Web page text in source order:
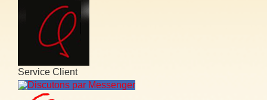
Service Client
Discutons par Messenger